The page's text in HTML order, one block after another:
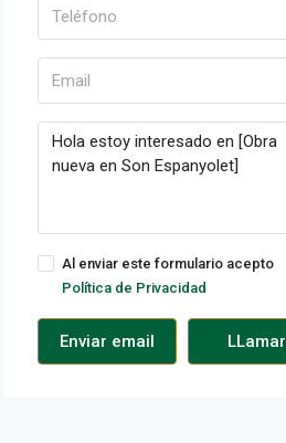
Al enviar este formulario acepto
Política de Privacidad
Enviar email LLamar